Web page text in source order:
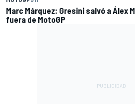
Marc Márquez: Gresini salvó a Álex
fuera de MotoGP